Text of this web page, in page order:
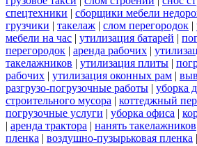
спецтехники | сборщики мебели
грузчики | такелаж | слом перегородок |
мебели на час | утилизация батарей |
перегородок | аренда рабочих |
такелажников | утилизация плиты |
рабочих | утилизация оконных рам |
разгрузо-погрузочные работы | уборка
строительного мусора | коттеджный
погрузочные услуги | уборка офиса |
| аренда трактора | нанять такелажников
пленка | воздушно-пузырьковая пленка |